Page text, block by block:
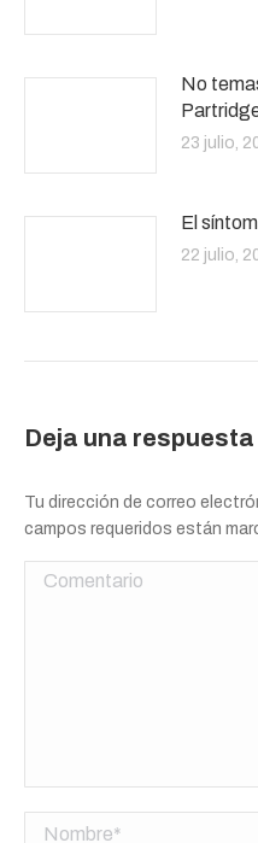
No
23 julio,
El
22 julio,
Deja una respuesta
Tu dirección de correo
campos requeridos están
Comentario
Nombre *